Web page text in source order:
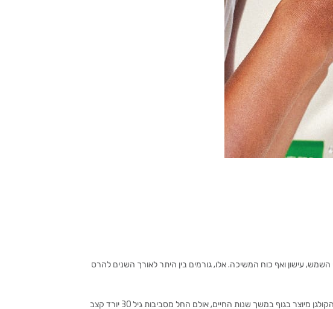
השמש, עישון ואף כוח המשיכה. אלו, גורמים בין היתר לאורך השנים להרס
) מהווה כ-80% מהחלבונים בעור הפנים שלנו והוא האחראי העיקרי על המראה הצעיר והרענן של העור. הקולגן מיוצר בגוף במשך שנות החיים, אולם החל מסביבות גיל 30 יורד קצב